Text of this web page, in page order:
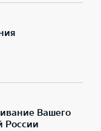
Вашего
России